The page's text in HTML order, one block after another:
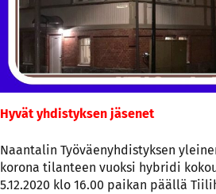
Hyvät yhdistyksen jäsenet
Naantalin Työväenyhdistyksen
korona tilanteen vuoksi hybridi
5.12.2020 klo 16.00 paikan päällä